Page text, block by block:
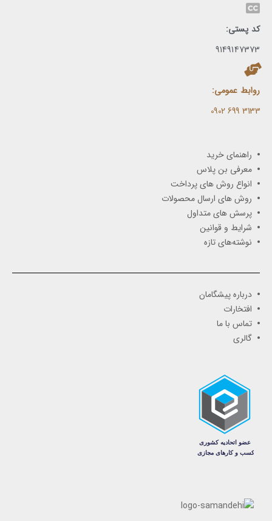
کد پستی:
9149147373
روابط عمومی:
3133 699 0902​
راهنمای خرید
معرفی بن پلاس
انواع روش های پرداخت
روش های ارسال محصولات
پرسش های متداول
شرایط و قوانین
نوشته‌های تازه
درباره پیشگامان
افتخارات
تماس با ما
گالری